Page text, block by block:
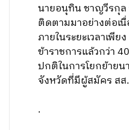
นายอนุทิน ชาญวีรกุล
ติดตามมาอย่างต่อเ
ภายในระยะเวลาเพีย
ข้าราชการแล้วกว่า
ปกติในการโยกย้ายน
จังหวัดที่มีผู้สมัคร สส
.